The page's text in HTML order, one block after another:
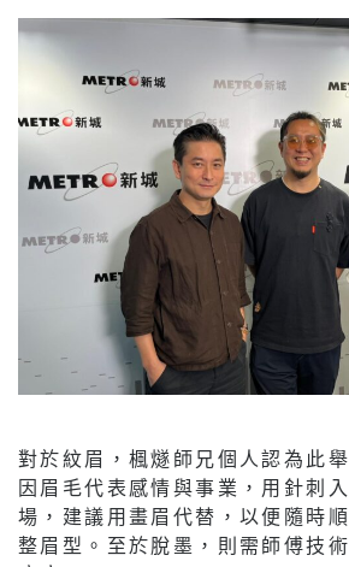
對於紋眉，楓燧師兄個人認為此
因眉毛代表感情與事業，用針刺
場，建議用畫眉代替，以便隨時
整眉型。至於脫墨，則需師傅技